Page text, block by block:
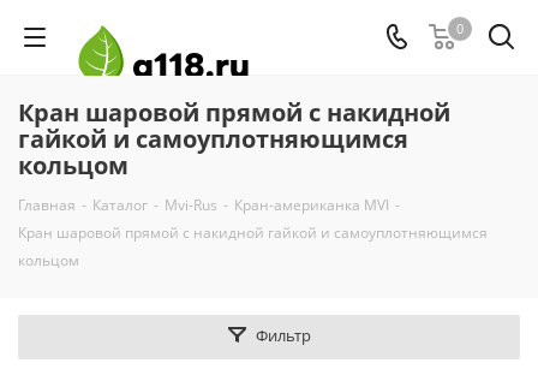
0
Кран шаровой прямой с накидной
гайкой и самоуплотняющимся
кольцом
Главная - Каталог - Mvi-Rus - Кран-американка MVI -
Кран шаровой прямой с накидной гайкой и самоуплотняющимся
кольцом
Фильтр